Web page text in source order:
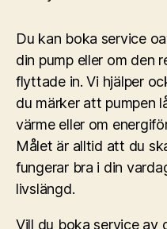
Du kan boka service
din pump eller om den
flyttade in. Vi hjälper
du märker att pumpen
värme eller om
Målet är alltid att du
fungerar bra i din
livslängd.
Vill du boka service av